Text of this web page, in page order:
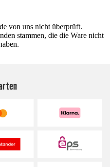
von uns nicht überprüft.
stammen, die die Ware nicht